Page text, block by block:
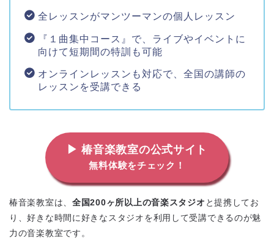
全レッスンがマンツーマンの個人レッスン
『１曲集中コース』で、ライブやイベントに
向けて短期間の特訓も可能
オンラインレッスンも対応で、全国の講師の
レッスンを受講できる
▶ 椿音楽教室の公式サイト
無料体験をチェック！
椿音楽教室は、全国200ヶ所以上の音楽スタジオ と提携してお
り、好きな時間に好きなスタジオを利用して受講できるのが魅
力の音楽教室です。